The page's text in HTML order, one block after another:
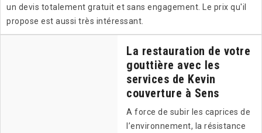
un devis totalement gratuit et sans engagement. Le prix qu'il
propose est aussi très intéressant.
La restauration de votre
gouttière avec les
services de Kevin
couverture à Sens
A force de subir les caprices de
l’environnement, la résistance